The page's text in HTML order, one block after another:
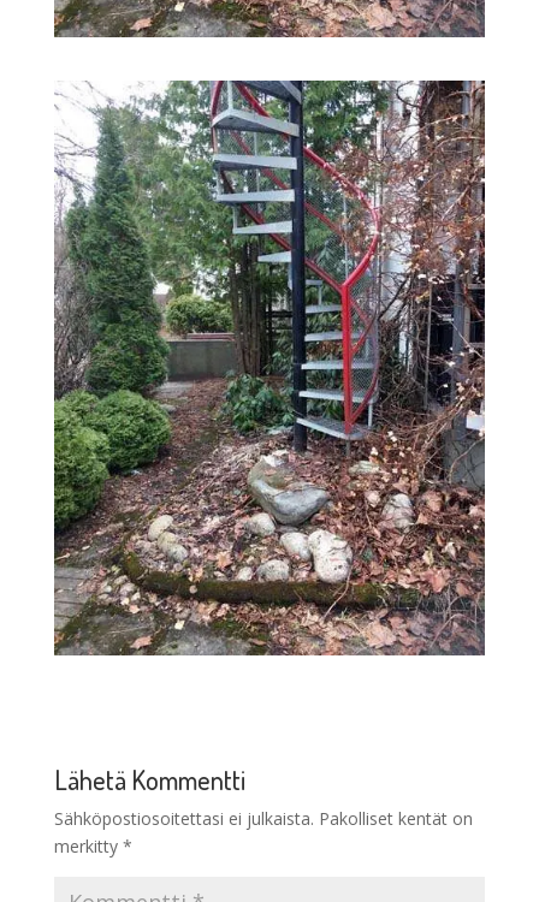
Lähetä Kommentti
Sähköpostiosoitettasi ei julkaista. Pakolliset kentät on
merkitty *